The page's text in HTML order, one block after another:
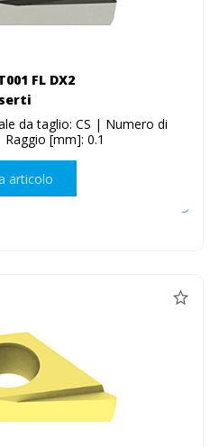
FL DX2
da taglio: CS | Numero di
[mm]: 0.1
articolo